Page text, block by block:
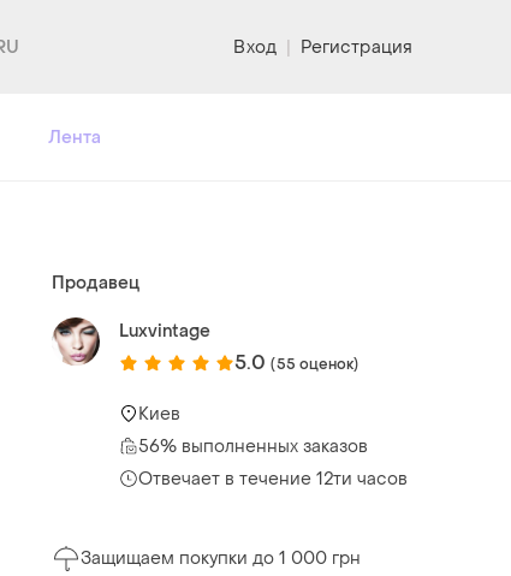
Вход | Регистрация
Лента
Продавец
Luxvintage
5.0 (55 оценок)
Киев
56% выполненных заказов
Отвечает в течение 12ти часов
Защищаем покупки до 1 000 грн